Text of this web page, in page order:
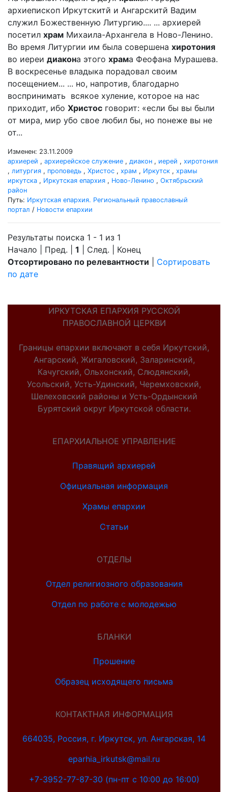
архиепископ Иркутскитй и Ангарскитй Вадим
служил Божественную Литургию.... ... архиерей
посетил храм Михаила-Архангела в Ново-Ленино.
Во время Литургии им была совершена хиротония
во иереи диакона этого храма Феофана Мурашева.
В воскресенье владыка порадовал своим
посещением... ... но, напротив, благодарно
воспринимать всякое хуление, которое на нас
приходит, ибо Христос говорит: «если бы вы были
от мира, мир убо свое любил бы, но понеже вы не
от...
Изменен: 23.11.2009
архиерей , архиерейское служение , диакон , иерей , хиротония
, литургия , проповедь , Христос , храм , Иркутск , храмы
иркутска , Иркутская епархия , Ново-Ленино , Октябрьский
район
Путь: Иркутская епархия. Региональный православный
портал / Новости епархии
Результаты поиска 1 - 1 из 1
Начало | Пред. | 1 | След. | Конец
Отсортировано по релевантности
Сортировать
по дате
ИРКУТСКАЯ ЕПАРХИЯ РУССКОЙ
ПРАВОСЛАВНОЙ ЦЕРКВИ
Границы епархии включают в себя Иркутский,
Ангарский, Жигаловский, Заларинский,
Качугский, Ольхонский, Слюдянский,
Усольский, Усть-Удинский, Черемховский,
Шелеховский районы и Усть-Ордынский
Бурятский округ Иркутской области.
ЕПАРХИАЛЬНОЕ УПРАВЛЕНИЕ
Правящий архиерей
Официальная информация
Храмы епархии
Статьи
ОТДЕЛЫ
Отдел религиозного образования
Отдел по работе с молодежью
БЛАНКИ
Прошение
Образец исходящего письма
КОНТАКТНАЯ ИНФОРМАЦИЯ
664035, Россия, г. Иркутск, ул. Ангарская, 14
eparhia_irkutsk@mail.ru
+7-3952-77-87-30 (пн-пт с 10:00 до 16:00)